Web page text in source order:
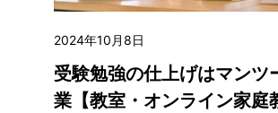
2024年10月8日
受験勉強の仕上げはマンツ
業【教室・オンライン家庭